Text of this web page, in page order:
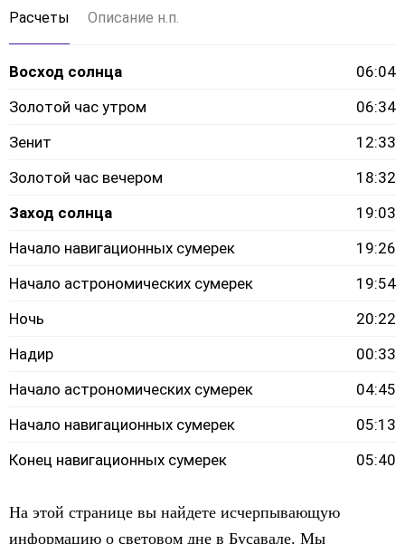
Расчеты Описание н.п.
Восход солнца
06:04
Золотой час утром
06:34
Зенит
12:33
Золотой час вечером
18:32
Заход солнца
19:03
Начало навигационных сумерек
19:26
Начало астрономических сумерек
19:54
Ночь
20:22
Надир
00:33
Начало астрономических сумерек
04:45
Начало навигационных сумерек
05:13
Конец навигационных сумерек
05:40
На этой странице вы найдете исчерпывающую
информацию о световом дне в Бусавале. Мы